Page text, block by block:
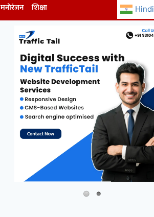
मनोरंजन शिक्षा Hindi